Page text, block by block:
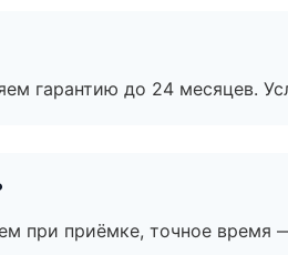
гарантию до 24 месяцев.
при приёмке, точное время